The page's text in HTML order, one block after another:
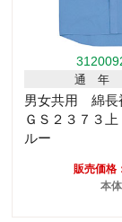
通 年
男女共用 綿
ＧＳ２３７３
ルー
販売価格
本